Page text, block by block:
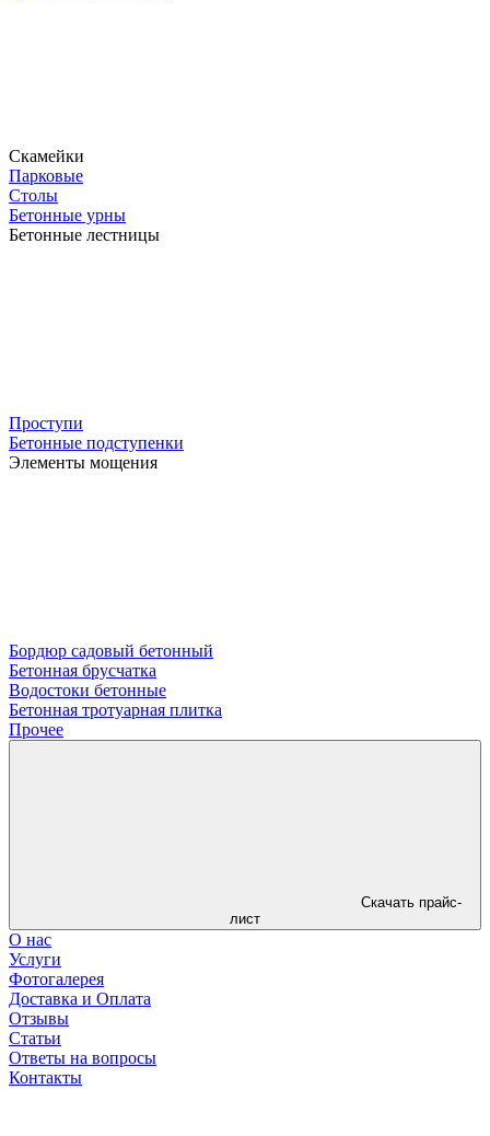
Скамейки
Парковые
Столы
Бетонные урны
Бетонные лестницы
Проступи
Бетонные подступенки
Элементы мощения
Бордюр садовый бетонный
Бетонная брусчатка
Водостоки бетонные
Бетонная тротуарная плитка
Прочее
Скачать прайс-
лист
О нас
Услуги
Фотогалерея
Доставка и Оплата
Отзывы
Статьи
Ответы на вопросы
Контакты